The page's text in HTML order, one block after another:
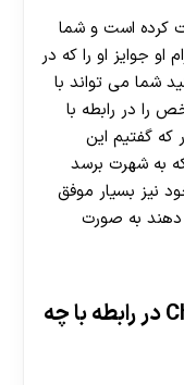
کرده است و شما
او جوایز او را که در
شما می تواند با
را در رابطه با
گفتیم این
به شهرت برسد
نیز بسیار موفق
دهند به صورت
حاشیه های Christina Aguilera در رابطه با چه